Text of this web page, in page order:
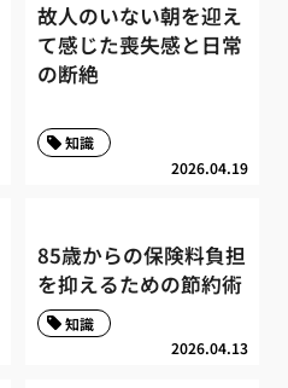
故人のいない朝を迎え
て感じた喪失感と日常
の断絶
2026.04.19
知識
85歳からの保険料負担
を抑えるための節約術
2026.04.13
知識